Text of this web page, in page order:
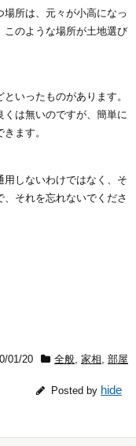
所は、元々が小高になっ
このような場所が土地選び
いったものがあります。
は無いのですが、簡単に
ます。
しないわけではなく、そ
それを忘れないでくださ
01/20 全般 家相 部屋
Posted by hide